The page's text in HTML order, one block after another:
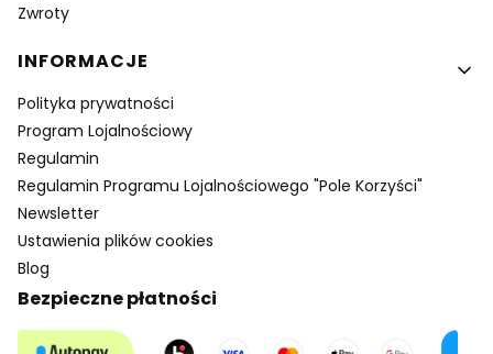
Zwroty
INFORMACJE
Polityka prywatności
Program Lojalnościowy
Regulamin
Regulamin Programu Lojalnościowego "Pole Korzyści"
Newsletter
Ustawienia plików cookies
Blog
Bezpieczne płatności